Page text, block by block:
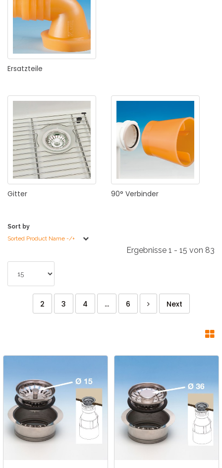
Ersatzteile
Gitter 90° Verbinder
Sort by
Sorted Product Name -/+
Ergebnisse 1 - 15 von 83
2 3 4 ... 6 Next